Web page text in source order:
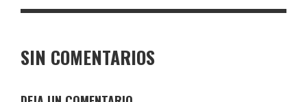
SIN COMENTARIOS